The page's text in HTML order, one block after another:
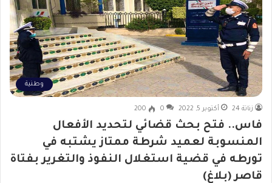
وطنية
زناتة 24 أكتوبر 5, 2022 0
200
فاس.. فتح بحث قضائي لتحديد الأفعال
المنسوبة لعميد شرطة ممتاز يشتبه في
تورطه في قضية استغلال النفوذ والتغرير بفتاة
قاصر (بلاغ)